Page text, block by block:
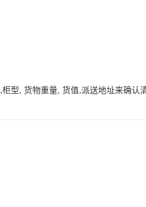
型, 货物重量, 货值,派送地址来确认